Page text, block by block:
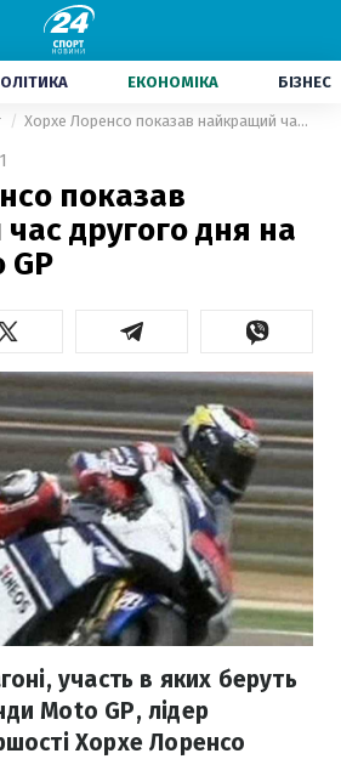
ЕКОНОМІКА БІЗНЕС
Хорхе Лоренсо показав найкращий час другого дня на тестах Moto GP
1
показав
другого дня на
GP
участь в яких беруть
Moto GP, лідер
Хорхе Лоренсо